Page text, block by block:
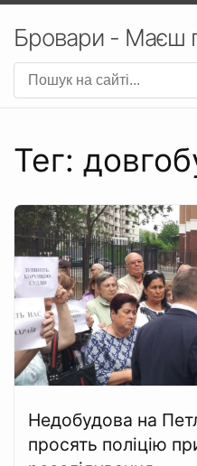
Бровари - Маєш
Тег:
Недобудова на
просять поліцію